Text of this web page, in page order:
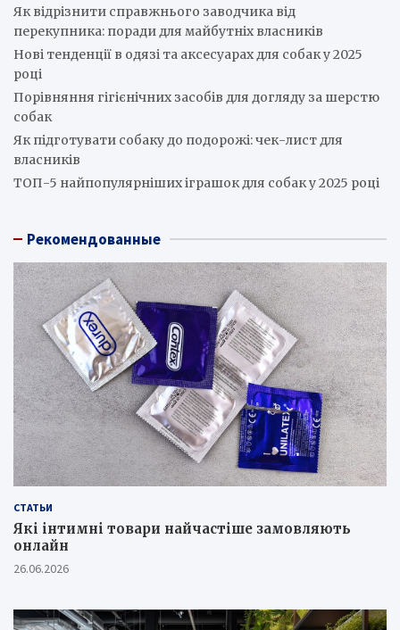
Як відрізнити справжнього заводчика від
перекупника: поради для майбутніх власників
Нові тенденції в одязі та аксесуарах для собак у 2025
році
Порівняння гігієнічних засобів для догляду за шерстю
собак
Як підготувати собаку до подорожі: чек-лист для
власників
ТОП-5 найпопулярніших іграшок для собак у 2025 році
Рекомендованные
СТАТЬИ
Які інтимні товари найчастіше замовляють
онлайн
26.06.2026